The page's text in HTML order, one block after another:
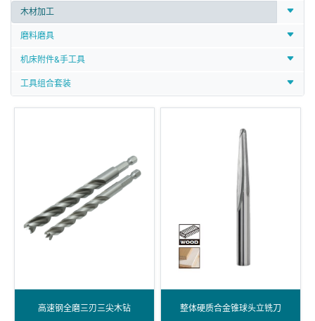
木材加工
磨料磨具
机床附件&手工具
工具组合套装
高速钢全磨三刃三尖木钻 整体硬质合金锥球头立铣刀